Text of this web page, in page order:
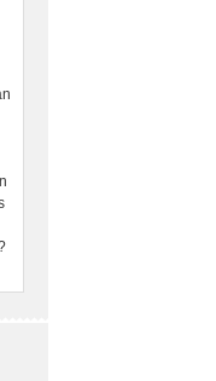
sucede a tu alrededor, te
aquello que pudiera afectarte
el contraste entre lo que te
y tus corazonadas.
Holística.
el mundo de la publicidad.
Global.
de la ciencia.
Ha participado en
de la salud.
nosotros", "Vivir en la